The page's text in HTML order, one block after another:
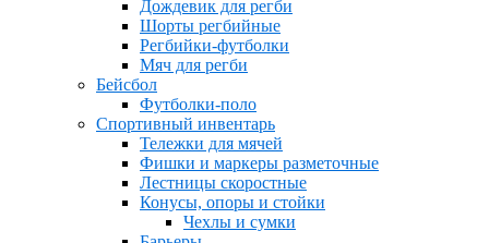
Дождевик для регби
Шорты регбийные
Регбийки-футболки
Мяч для регби
Бейсбол
Футболки-поло
Спортивный инвентарь
Тележки для мячей
Фишки и маркеры разметочные
Лестницы скоростные
Конусы, опоры и стойки
Чехлы и сумки